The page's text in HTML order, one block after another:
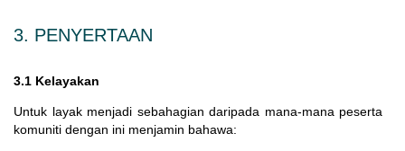
3. PENYERTAAN
3.1 Kelayakan
Untuk layak menjadi sebahagian daripada mana-mana peserta
komuniti dengan ini menjamin bahawa: